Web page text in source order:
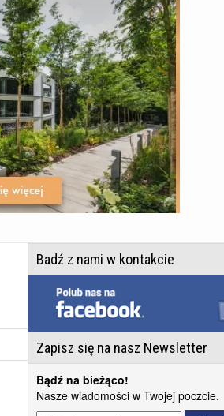
Badź z nami w kontakcie
Zapisz się na nasz Newsletter
Bądź na bieżąco!
Nasze wiadomości w Twojej poczcie.